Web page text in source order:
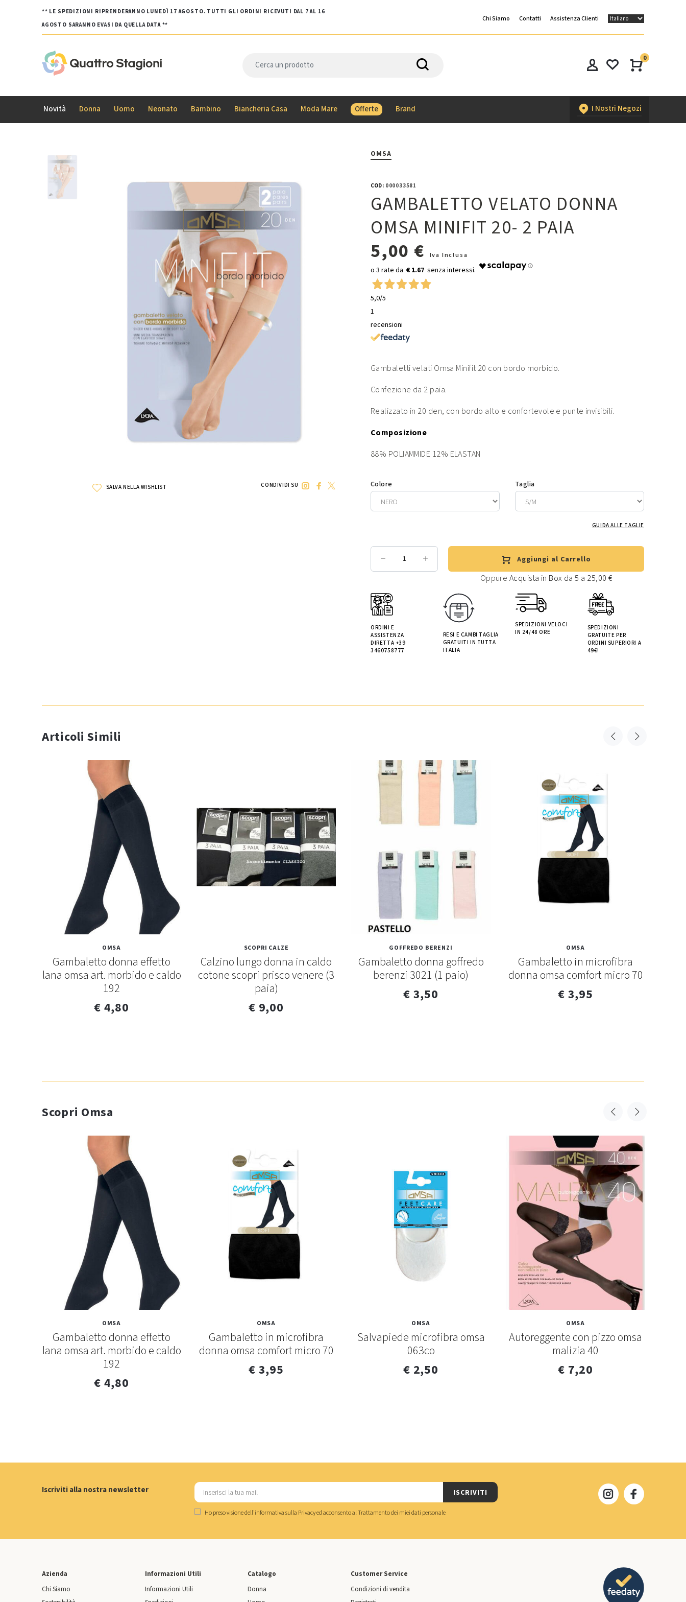
** LE SPEDIZIONI RIPRENDERANNO LUNEDÌ 17 AGOSTO. TUTTI GLI ORDINI RICEVUTI DAL 7 AL 16
AGOSTO SARANNO EVASI DA QUELLA DATA **
Chi Siamo Contatti Assistenza Clienti
0
Novità Donna Uomo Neonato Bambino Biancheria Casa Moda Mare Offerte Brand I Nostri Negozi
SALVA NELLA WISHLIST CONDIVIDI SU
OMSA
COD:000033581
GAMBALETTO VELATO DONNA
OMSA MINIFIT 20- 2 PAIA
5,00 €
Iva Inclusa
€ 1.67
5,0/5
1
recensioni
Gambaletti velati Omsa Minifit 20 con bordo morbido.
Confezione da 2 paia.
Realizzato in 20 den, con bordo alto e confortevole e punte invisibili.
Composizione
88% POLIAMMIDE 12% ELASTAN
Colore Taglia
GUIDA ALLE TAGLIE
Aggiungi al Carrello
Oppure Acquista in Box da 5 a 25,00 €
ORDINI E
ASSISTENZA
DIRETTA +39
3460758777
RESI E CAMBI TAGLIA
GRATUITI IN TUTTA
ITALIA
SPEDIZIONI VELOCI
IN 24/48 ORE
SPEDIZIONI
GRATUITE PER
ORDINI SUPERIORI A
49€!
Articoli Simili
OMSA
Gambaletto donna effetto
lana omsa art. morbido e caldo
192
€ 4,80
SCOPRI CALZE
Calzino lungo donna in caldo
cotone scopri prisco venere (3
paia)
€ 9,00
GOFFREDO BERENZI
Gambaletto donna goffredo
berenzi 3021 (1 paio)
€ 3,50
OMSA
Gambaletto in microfibra
donna omsa comfort micro 70
€ 3,95
Scopri Omsa
OMSA
Gambaletto donna effetto
lana omsa art. morbido e caldo
192
€ 4,80
OMSA
Gambaletto in microfibra
donna omsa comfort micro 70
€ 3,95
OMSA
Salvapiede microfibra omsa
063co
€ 2,50
OMSA
Autoreggente con pizzo omsa
malizia 40
€ 7,20
Iscriviti alla nostra newsletter ISCRIVITI
Ho preso visione dell'informativa sulla Privacyed acconsento alTrattamento dei miei dati personale
Azienda
Chi Siamo
Informazioni Utili
Informazioni Utili
Catalogo
Donna
Customer Service
Condizioni di vendita